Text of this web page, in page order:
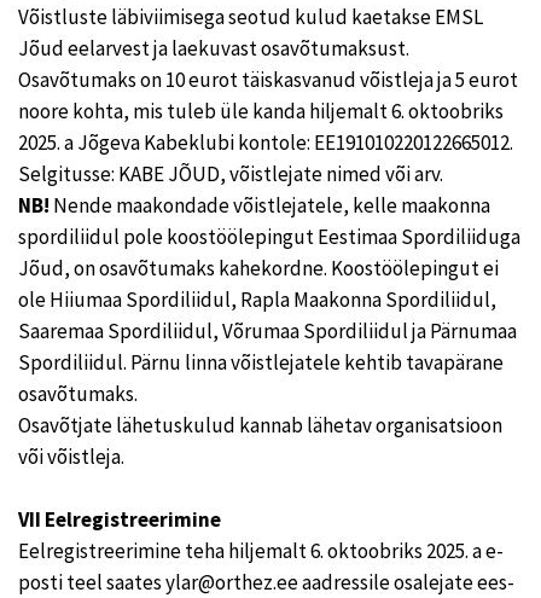
Võistluste läbiviimisega seotud kulud kaetakse EMSL
Jõud eelarvest ja laekuvast osavõtumaksust.
Osavõtumaks on 10 eurot täiskasvanud võistleja ja 5 eurot
noore kohta, mis tuleb üle kanda hiljemalt 6. oktoobriks
2025. a Jõgeva Kabeklubi kontole: EE191010220122665012.
Selgitusse: KABE JÕUD, võistlejate nimed või arv.
NB! Nende maakondade võistlejatele, kelle maakonna
spordiliidul pole koostöölepingut Eestimaa Spordiliiduga
Jõud, on osavõtumaks kahekordne. Koostöölepingut ei
ole Hiiumaa Spordiliidul, Rapla Maakonna Spordiliidul,
Saaremaa Spordiliidul, Võrumaa Spordiliidul ja Pärnumaa
Spordiliidul. Pärnu linna võistlejatele kehtib tavapärane
osavõtumaks.
Osavõtjate lähetuskulud kannab lähetav organisatsioon
või võistleja.
VII Eelregistreerimine
Eelregistreerimine teha hiljemalt 6. oktoobriks 2025. a e-
posti teel saates ylar@orthez.ee aadressile osalejate ees-